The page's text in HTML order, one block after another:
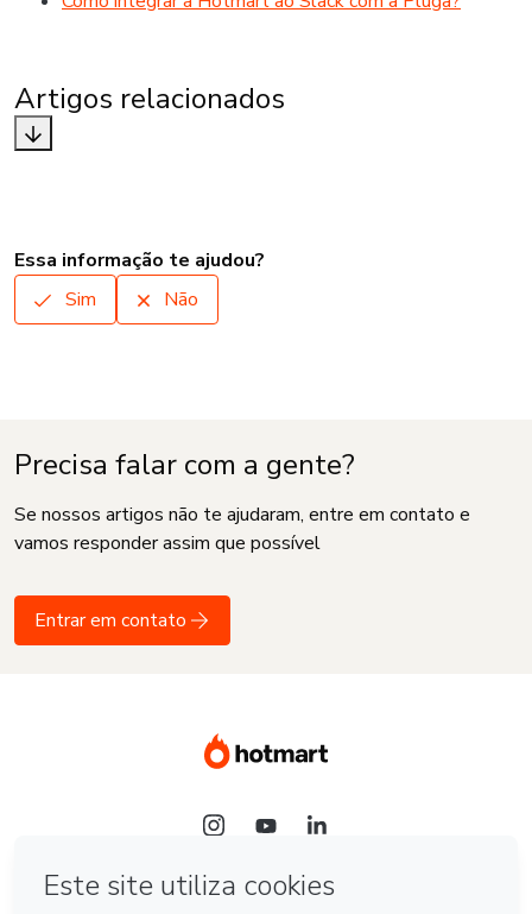
Artigos relacionados
Essa informação te ajudou?
Sim
Não
Precisa falar com a gente?
Se nossos artigos não te ajudaram, entre em contato e
vamos responder assim que possível
Entrar em contato